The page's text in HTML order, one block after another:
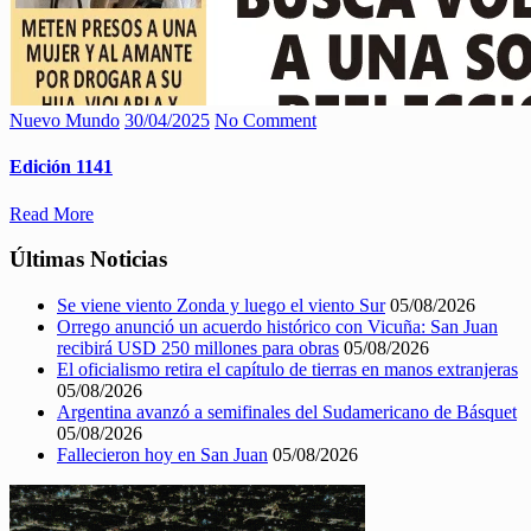
Nuevo Mundo 30/04/2025 No Comment
Edición 1141
Read More
Últimas Noticias
Se viene viento Zonda y luego el viento Sur 05/08/2026
Orrego anunció un acuerdo histórico con Vicuña: San Juan
recibirá USD 250 millones para obras 05/08/2026
El oficialismo retira el capítulo de tierras en manos extranjeras
05/08/2026
Argentina avanzó a semifinales del Sudamericano de Básquet
05/08/2026
Fallecieron hoy en San Juan 05/08/2026